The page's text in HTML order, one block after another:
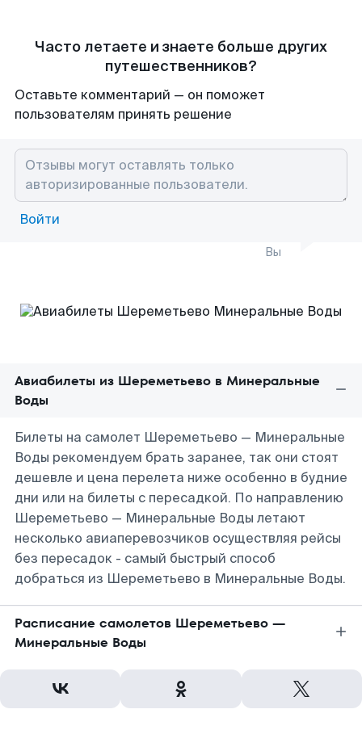
Часто летаете и знаете больше других
путешественников?
Оставьте комментарий — он поможет
пользователям принять решение
Войти
Вы
Авиабилеты из Шереметьево в Минеральные
Воды
Билеты на самолет Шереметьево — Минеральные
Воды рекомендуем брать заранее, так они стоят
дешевле и цена перелета ниже особенно в будние
дни или на билеты с пересадкой. По направлению
Шереметьево — Минеральные Воды летают
несколько авиаперевозчиков осуществляя рейсы
без пересадок - самый быстрый способ
добраться из Шереметьево в Минеральные Воды.
Расписание самолетов Шереметьево —
Минеральные Воды